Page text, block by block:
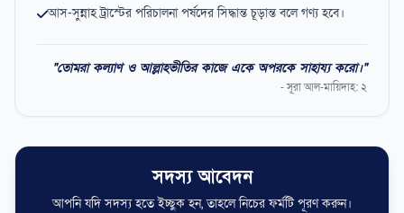
আস-সুন্নাহ ট্রাস্টের পরিচালনা পর্ষদের সিদ্ধান্ত চূড়ান্ত বলে গণ্য হবে।
"তোমরা কল্যাণ ও আল্লাহভীতির কাজে একে অপরকে সাহায্য করো।"
- সূরা আল-মায়িদাহ: ২
সদস্য আবেদন
আপনি যদি সদস্য হতে ইচ্ছুক হন, তাহলে নিচের ফর্মটি পূরণ করুন।